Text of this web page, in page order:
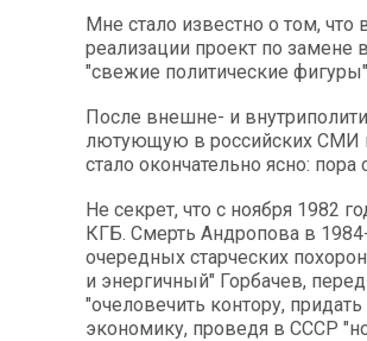
Мне стало известно о том, что
реализации проект по замене
"свежие политические
После внешне- и
лютующую в российских СМИ
стало окончательно ясно: пора
Не секрет, что с ноября 1982
КГБ. Смерть Андропова в
очередных старческих
и энергичный" Горбачев,
"очеловечить контору,
экономику, проведя в СССР